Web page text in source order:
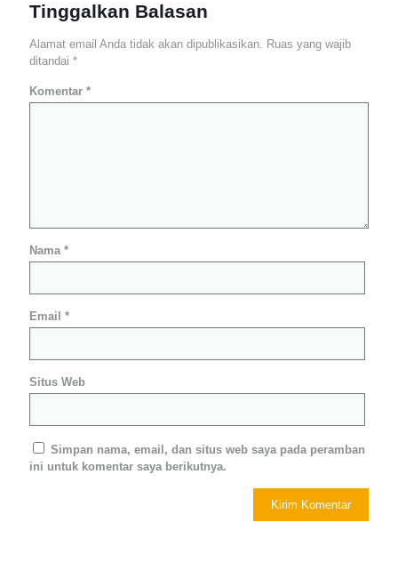
Tinggalkan Balasan
Alamat email Anda tidak akan dipublikasikan. Ruas yang wajib
ditandai *
Komentar *
Nama *
Email *
Situs Web
Simpan nama, email, dan situs web saya pada peramban
ini untuk komentar saya berikutnya.